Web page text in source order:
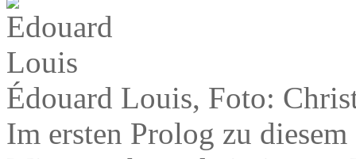
Édouard Louis, Foto:
Im ersten Prolog zu